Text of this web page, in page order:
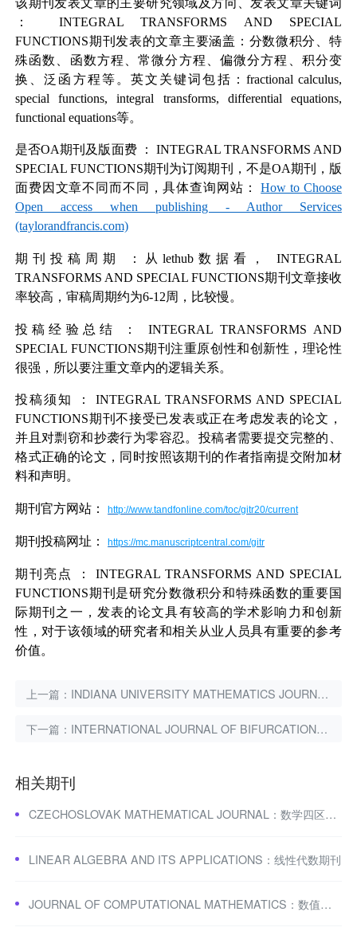
：
INTEGRAL TRANSFORMS AND SPECIAL
FUNCTIONS期刊发表的文章主要涵盖：分数微积分、特
殊函数、函数方程、常微分方程、偏微分方程、积分变
换、泛函方程等。英文关键词包括：fractional calculus,
special functions, integral transforms, differential equations,
functional equations等。
是否OA期刊及版面费 ：
INTEGRAL TRANSFORMS AND
SPECIAL FUNCTIONS期刊为订阅期刊，不是OA期刊，版
面费因文章不同而不同，具体查询网站：
How to Choose
Open access when publishing - Author Services
(taylorandfrancis.com)
期刊投稿周期 ：从lethub数据看，
INTEGRAL
TRANSFORMS AND SPECIAL FUNCTIONS期刊文章接收
率较高，审稿周期约为6-12周，比较慢。
投稿经验总结 ：
INTEGRAL TRANSFORMS AND
SPECIAL FUNCTIONS期刊注重原创性和创新性，理论性
很强，所以要注重文章内的逻辑关系。
投稿须知 ：
INTEGRAL TRANSFORMS AND SPECIAL
FUNCTIONS期刊不接受已发表或正在考虑发表的论文，
并且对剽窃和抄袭行为零容忍。投稿者需要提交完整的、
格式正确的论文，同时按照该期刊的作者指南提交附加材
料和声明。
期刊官方网站： http://www.tandfonline.com/toc/gitr20/current
期刊投稿网址： https://mc.manuscriptcentral.com/gitr
期刊亮点 ：
INTEGRAL TRANSFORMS AND SPECIAL
FUNCTIONS期刊是研究分数微积分和特殊函数的重要国
际期刊之一，发表的论文具有较高的学术影响力和创新
性，对于该领域的研究者和相关从业人员具有重要的参考
价值。
上一篇： INDIANA UNIVERSITY MATHEMATICS JOURNAL：代数和拓扑学期刊
下一篇： INTERNATIONAL JOURNAL OF BIFURCATION AND CHAOS：混沌与非线性科学期刊
相关期刊
CZECHOSLOVAK MATHEMATICAL JOURNAL：数学四区期刊
LINEAR ALGEBRA AND ITS APPLICATIONS：线性代数期刊
JOURNAL OF COMPUTATIONAL MATHEMATICS：数值计算领域期刊